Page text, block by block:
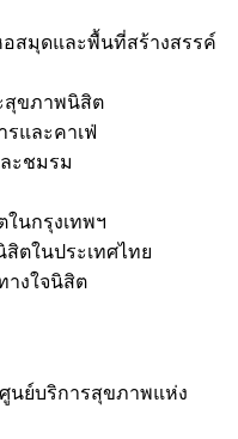
สมุดและพื้นที่สร้างสรรค์
สุขภาพนิสิต
รและคาเฟ่
ะชมรม
นกรุงเทพฯ
สิตในประเทศไทย
างใจนิสิต
ศูนย์บริการสุขภาพแห่ง